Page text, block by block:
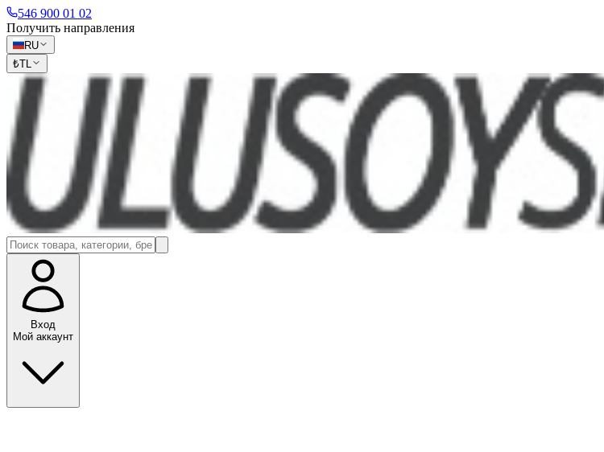
546 900 01 02
Получить направления
RU
₺TL
Вход
Мой аккаунт